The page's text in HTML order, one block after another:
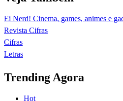
Ei Nerd! Cinema, games, animes e
Revista Cifras
Cifras
Letras
Trending Agora
Hot